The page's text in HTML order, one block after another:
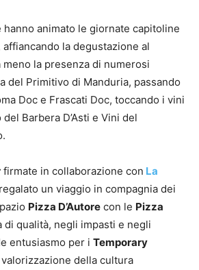
hanno animato le giornate capitoline
la degustazione al
la presenza di numerosi
del Primitivo di Manduria, passando
Doc e Frascati Doc, toccando i vini
Barbera D’Asti e Vini del
firmate in collaborazione con La
un viaggio in compagnia dei
Pizza D’Autore con le Pizza
di qualità, negli impasti e negli
entusiasmo per i Temporary
della cultura